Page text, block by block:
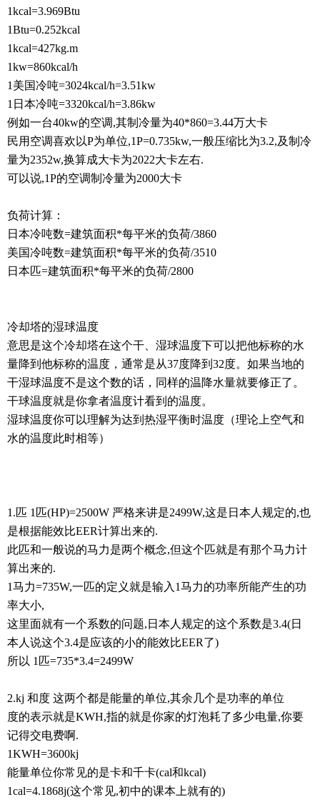
1kcal=3.969Btu
1Btu=0.252kcal
1kcal=427kg.m
1kw=860kcal/h
1美国冷吨=3024kcal/h=3.51kw
1日本冷吨=3320kcal/h=3.86kw
例如一台40kw的空调,其制冷量为40*860=3.44万大卡
民用空调喜欢以P为单位,1P=0.735kw,一般压缩比为3.2,及制冷
量为2352w,换算成大卡为2022大卡左右.
可以说,1P的空调制冷量为2000大卡
负荷计算：
日本冷吨数=建筑面积*每平米的负荷/3860
美国冷吨数=建筑面积*每平米的负荷/3510
日本匹=建筑面积*每平米的负荷/2800
冷却塔的湿球温度
意思是这个冷却塔在这个干、湿球温度下可以把他标称的水
量降到他标称的温度，通常是从37度降到32度。如果当地的
干湿球温度不是这个数的话，同样的温降水量就要修正了。
干球温度就是你拿者温度计看到的温度。
湿球温度你可以理解为达到热湿平衡时温度（理论上空气和
水的温度此时相等）
1.匹 1匹(HP)=2500W 严格来讲是2499W,这是日本人规定的,也
是根据能效比EER计算出来的.
此匹和一般说的马力是两个概念,但这个匹就是有那个马力计
算出来的.
1马力=735W,一匹的定义就是输入1马力的功率所能产生的功
率大小,
这里面就有一个系数的问题,日本人规定的这个系数是3.4(日
本人说这个3.4是应该的小的能效比EER了)
所以 1匹=735*3.4=2499W
2.kj 和度 这两个都是能量的单位,其余几个是功率的单位
度的表示就是KWH,指的就是你家的灯泡耗了多少电量,你要
记得交电费啊.
1KWH=3600kj
能量单位你常见的是卡和千卡(cal和kcal)
1cal=4.1868j(这个常见,初中的课本上就有的)